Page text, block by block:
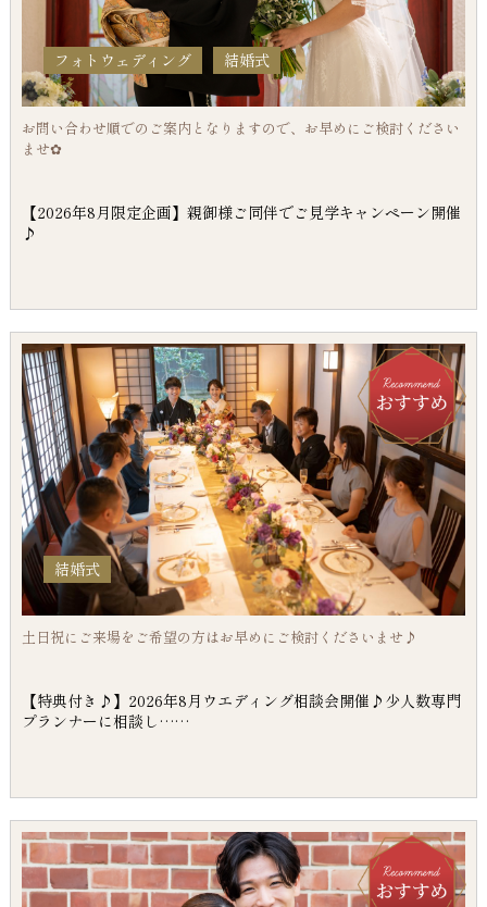
フォトウェディング 結婚式
お問い合わせ順でのご案内となりますので、お早めにご検討ください
ませ✿
【2026年8月限定企画】親御様ご同伴でご見学キャンペーン開催
♪
結婚式
土日祝にご来場をご希望の方はお早めにご検討くださいませ♪
【特典付き♪】2026年8月ウエディング相談会開催♪少人数専門
プランナーに相談し……